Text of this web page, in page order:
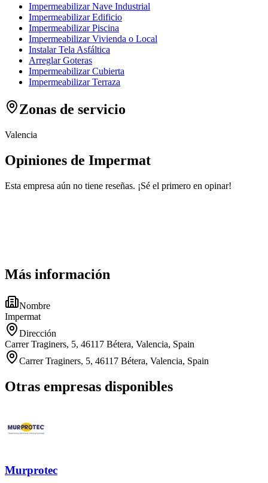
Impermeabilizar Nave Industrial
Impermeabilizar Edificio
Impermeabilizar Piscina
Impermeabilizar Vivienda o Local
Instalar Tela Asfáltica
Arreglar Goteras
Impermeabilizar Cubierta
Impermeabilizar Terraza
Zonas de servicio
Valencia
Opiniones de Impermat
Esta empresa aún no tiene reseñas. ¡Sé el primero en opinar!
Más información
Nombre
Impermat
Dirección
Carrer Traginers, 5, 46117 Bétera, Valencia, Spain
Carrer Traginers, 5, 46117 Bétera, Valencia, Spain
Otras empresas disponibles
Murprotec